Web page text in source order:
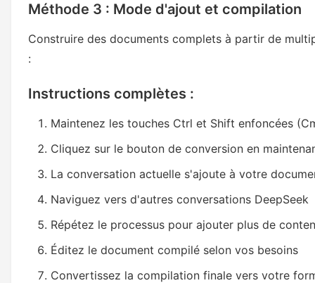
Méthode 3 : Mode d'ajout et compilation
Construire des documents complets à partir de
:
Instructions complètes :
Maintenez les touches Ctrl et Shift enfoncées
Cliquez sur le bouton de conversion en
La conversation actuelle s'ajoute à votre
Naviguez vers d'autres conversations DeepSeek
Répétez le processus pour ajouter plus de
Éditez le document compilé selon vos besoins
Convertissez la compilation finale vers votre